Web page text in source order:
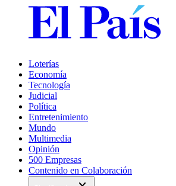
Loterías
Economía
Tecnología
Judicial
Política
Entretenimiento
Mundo
Multimedia
Opinión
500 Empresas
Contenido en Colaboración